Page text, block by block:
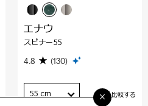
×
エナウ
スピナー55
4.8 (130)
55 cm 比較する